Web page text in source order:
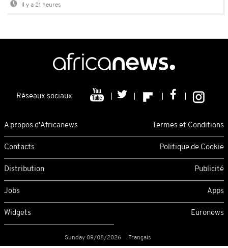
Il y a 21 heures
Réseaux sociaux
A propos d'Africanews Termes et Conditions
Contacts Politique de Cookie
Distribution Publicité
Jobs Apps
Widgets Euronews
Sunday 09/08/2026